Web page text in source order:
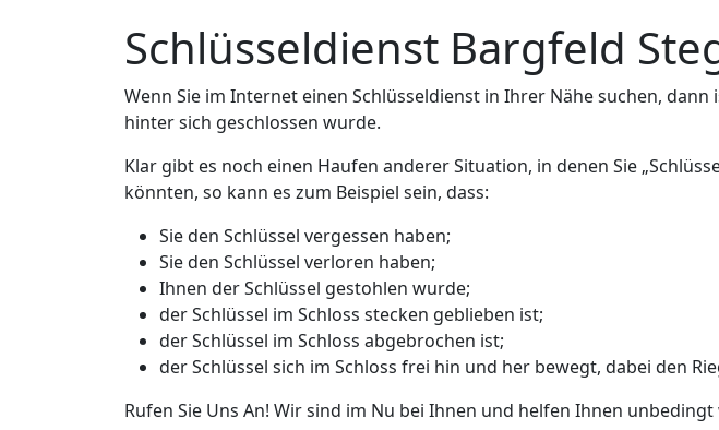
Schlüsseldienst Bargfeld
Wenn Sie im Internet einen Schlüsseldienst in Ihrer Nähe suchen,
hinter sich geschlossen wurde.
Klar gibt es noch einen Haufen anderer Situation, in denen Sie
könnten, so kann es zum Beispiel sein, dass:
Sie den Schlüssel vergessen haben;
Sie den Schlüssel verloren haben;
Ihnen der Schlüssel gestohlen wurde;
der Schlüssel im Schloss stecken geblieben ist;
der Schlüssel im Schloss abgebrochen ist;
der Schlüssel sich im Schloss frei hin und her bewegt, dabei den
Rufen Sie Uns An! Wir sind im Nu bei Ihnen und helfen Ihnen